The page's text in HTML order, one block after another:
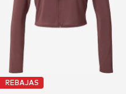
REBAJAS